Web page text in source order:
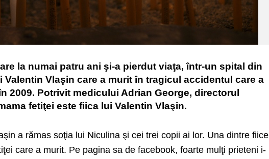
la numai patru ani şi-a pierdut viaţa, într-un spital din
Valentin Vlaşin care a murit în tragicul accidentul care a
2009. Potrivit medicului Adrian George, directorul
fetiţei este fiica lui Valentin Vlaşin.
a rămas soţia lui Niculina şi cei trei copii ai lor. Una dintre fiice
care a murit. Pe pagina sa de facebook, foarte mulţi prieteni i-